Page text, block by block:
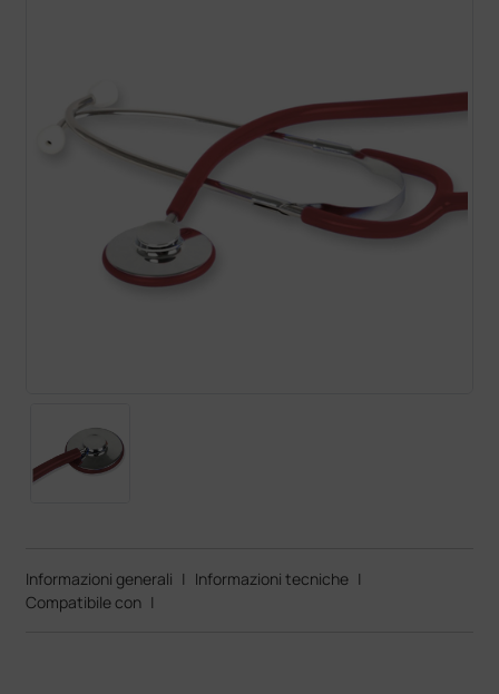
Informazioni generali | Informazioni tecniche |
Compatibile con |